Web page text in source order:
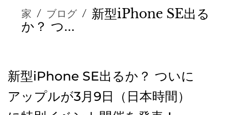
家 / ブログ / 新型iPhone SE出る
か？ つ...
新型iPhone SE出るか？ ついに
アップルが3月9日（日本時間）